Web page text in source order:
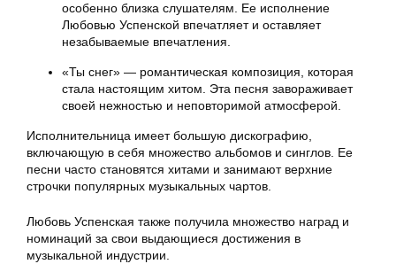
особенно близка слушателям. Ее исполнение
Любовью Успенской впечатляет и оставляет
незабываемые впечатления.
«Ты снег» — романтическая композиция, которая
стала настоящим хитом. Эта песня завораживает
своей нежностью и неповторимой атмосферой.
Исполнительница имеет большую дискографию,
включающую в себя множество альбомов и синглов. Ее
песни часто становятся хитами и занимают верхние
строчки популярных музыкальных чартов.
Любовь Успенская также получила множество наград и
номинаций за свои выдающиеся достижения в
музыкальной индустрии.